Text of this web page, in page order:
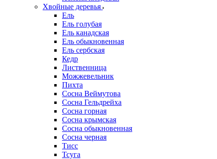
Хвойные деревья
Ель
Ель голубая
Ель канадская
Ель обыкновенная
Ель сербская
Кедр
Лиственница
Можжевельник
Пихта
Сосна Веймутова
Сосна Гельдрейха
Сосна горная
Сосна крымская
Сосна обыкновенная
Сосна черная
Тисс
Тсуга